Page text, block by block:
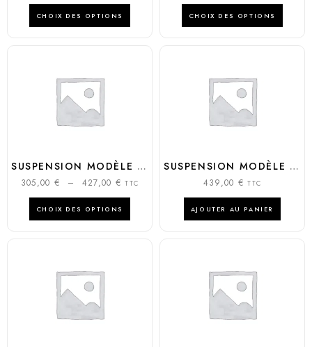
CHOIX DES OPTIONS CHOIX DES OPTIONS
SUSPENSION MODÈLE STILETTO
305,00 € – 427,00 € TTC
CHOIX DES OPTIONS
SUSPENSION MODÈLE CORDIALE LUMIÈRE
439,00 € TTC
AJOUTER AU PANIER